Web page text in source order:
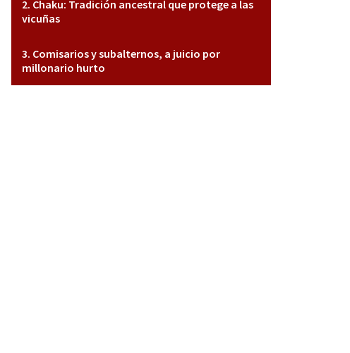
Chaku: Tradición ancestral que protege a las
vicuñas
Comisarios y subalternos, a juicio por
millonario hurto